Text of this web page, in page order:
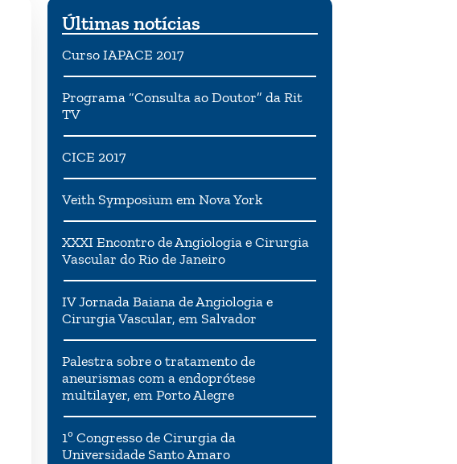
Últimas notícias
Curso IAPACE 2017
Programa “Consulta ao Doutor” da Rit
TV
CICE 2017
Veith Symposium em Nova York
XXXI Encontro de Angiologia e Cirurgia
Vascular do Rio de Janeiro
IV Jornada Baiana de Angiologia e
Cirurgia Vascular, em Salvador
Palestra sobre o tratamento de
aneurismas com a endoprótese
multilayer, em Porto Alegre
1º Congresso de Cirurgia da
Universidade Santo Amaro